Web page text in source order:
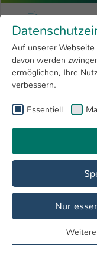
Forschung
Hochschule
International
Zum Hauptinhalt
Hochschule
Sie sind hier:
Forschendes
QM³ - Quality,
Materials
Übersicht Team
Die Vorlesungen
enthalten
technologischer
mittels
Auf unserer
davon werden
ermöglichen, Ihre
verbessern.
Essentiell
Nur
Essentielle